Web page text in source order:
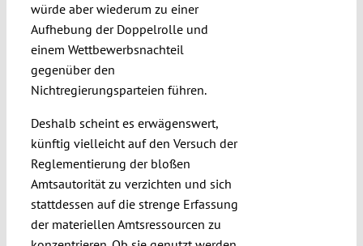
würde aber wiederum zu einer
Aufhebung der Doppelrolle und
einem Wettbewerbsnachteil
gegenüber den
Nichtregierungsparteien führen.
Deshalb scheint es erwägenswert,
künftig vielleicht auf den Versuch der
Reglementierung der bloßen
Amtsautorität zu verzichten und sich
stattdessen auf die strenge Erfassung
der materiellen Amtsressourcen zu